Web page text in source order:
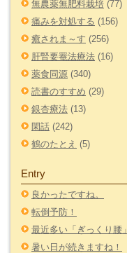
無農薬無肥料栽培 (77)
痛みを対処する (156)
癒されま～す (256)
肝腎要罨法療法 (16)
薬食同源 (340)
読書のすすめ (29)
銀杏療法 (13)
閑話 (242)
鶴のたとえ (5)
Entry
良かったですね。
転倒予防！
最近多い「ぎっくり腰」
暑い日が続きますね！